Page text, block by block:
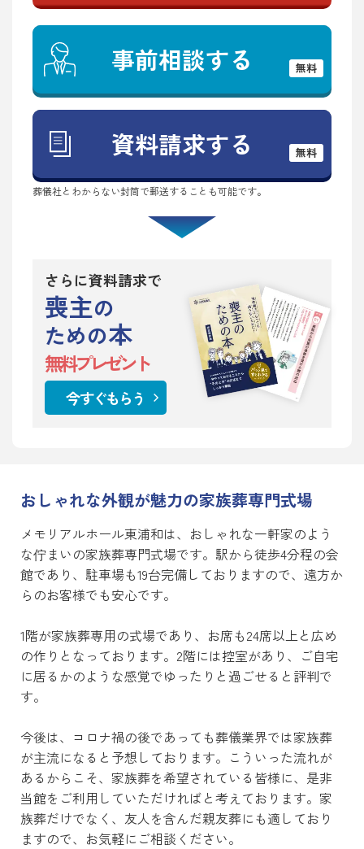
事前相談する 無料
資料請求する 無料
葬儀社とわからない封筒で郵送することも可能です。
さらに資料請求で
喪主の
ための本
無料プレゼント
今すぐもらう
おしゃれな外観が魅力の家族葬専門式場
メモリアルホール東浦和は、おしゃれな一軒家のよう
な佇まいの家族葬専門式場です。駅から徒歩4分程の会
館であり、駐車場も19台完備しておりますので、遠方か
らのお客様でも安心です。
1階が家族葬専用の式場であり、お席も24席以上と広め
の作りとなっております。2階には控室があり、ご自宅
に居るかのような感覚でゆったりと過ごせると評判で
す。
今後は、コロナ禍の後であっても葬儀業界では家族葬
が主流になると予想しております。こういった流れが
あるからこそ、家族葬を希望されている皆様に、是非
当館をご利用していただければと考えております。家
族葬だけでなく、友人を含んだ親友葬にも適しており
ますので、お気軽にご相談ください。